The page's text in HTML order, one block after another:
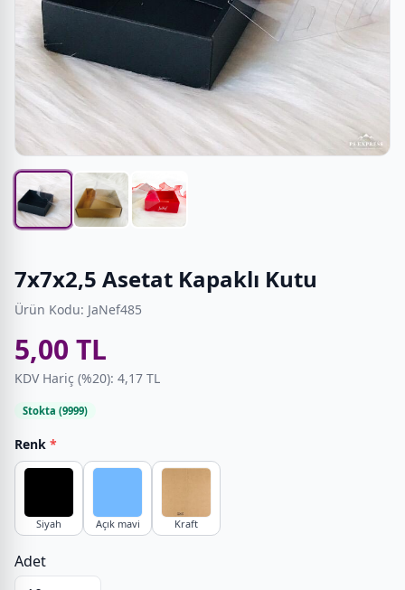
7x7x2,5 Asetat Kapaklı Kutu
Ürün Kodu: JaNef485
5,00 TL
KDV Hariç (%20): 4,17 TL
Stokta (9999)
Renk *
Siyah Açık mavi Kraft
Adet